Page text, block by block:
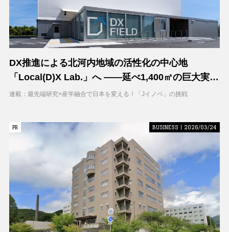
DX推進による北河内地域の活性化の中心地
「Local(D)X Lab.」へ ――延べ1,400㎡の巨大実証
空間で地域DXに挑む 大阪工業大学 DXフィールド
連載：最先端研究×産学融合で日本を変える！「Jイノベ」の挑戦
PR
PR BUSINESS | 2026/03/24